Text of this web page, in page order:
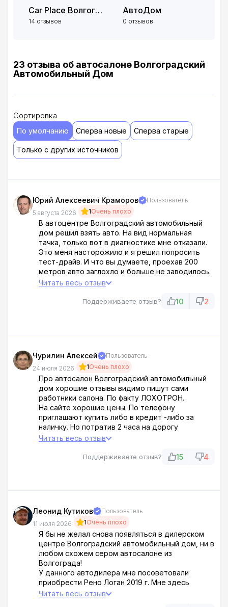
Car Place Волгоград
14 отзывов
АвтоДом
0 отзывов
23 отзыва об автосалоне Волгоградский
Автомобильный Дом
Сортировка
По умолчанию Сперва новые Сперва старые
Только с других источников
Юрий Алексеевич Краморов
Пользователь
5 августа 2026
1Очень плохо
В автоцентре Волгоградский автомобильный
дом решил взять авто. На вид нормальная
тачка, только вот в диагностике мне отказали.
Это меня насторожило и я решил попросить
тест-драйв. И что вы думаете, проехав 200
метров авто заглохло и больше не заводилось.
Консультант сказал, что это редкое явление и
документы. Я естественно сразу с ними
наличии, а реально там даже 50 тачек нет...
Кроме того я про автосалон Волгоградский
автомобильный дом отзывы читал, очень много
негатива которому я не поверил прям уж на
100%, но к сведению принял и когда многие
сценарии из них стали сбываться, то понял что
надо валить..Так что этого дилера с
Исторической 162 я советовать не буду никому.
Читать весь отзыв
Поддерживаете отзыв? 10 2
Чурилин Алексей
Пользователь
24 июля 2026
1Очень плохо
Про автосалон Волгоградский автомобильный
дом хорошие отзывы видимо пишут сами
работники салона. По факту ЛОХОТРОН.
На сайте хорошие цены. По телефону
приглашают купить либо в кредит -либо за
наличку. Но потратив 2 часа на дорогу
приезжаешь - а там только в кредит..
номер по которому был приглашен прошу
Читать весь отзыв
Поддерживаете отзыв? 15 4
Леонид Кутиков
Пользователь
11 июля 2026
1Очень плохо
Я бы не желал снова появляться в дилерском
центре Волгоградский автомобильный дом, ни в
любом схожем сером автосалоне из
Волгограда!
У данного автодилера мне посоветовали
приобрести Рено Логан 2019 г. Мне здесь
сказали, что авто без темных историй.
Читать весь отзыв